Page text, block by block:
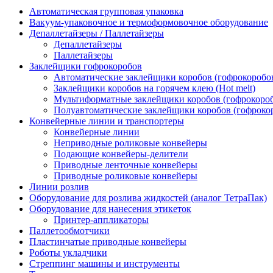
Автоматическая групповая упаковка
Вакуум-упаковочное и термоформовочное оборудование
Депаллетайзеры / Паллетайзеры
Депаллетайзеры
Паллетайзеры
Заклейщики гофрокоробов
Автоматические заклейщики коробов
Заклейщики коробов на горячем клею (Hot melt)
Мультиформатные заклейщики коробов
Полуавтоматические заклейщики коробов
Конвейерные линии и транспортеры
Конвейерные линии
Неприводные роликовые конвейеры
Подающие конвейеры-делители
Приводные ленточные конвейеры
Приводные роликовые конвейеры
Линии розлив
Оборудование для розлива жидкостей (аналог ТетраПак)
Оборудование для нанесения этикеток
Принтер-аппликаторы
Паллетообмотчики
Пластинчатые приводные конвейеры
Роботы укладчики
Стреппинг машины и инструменты